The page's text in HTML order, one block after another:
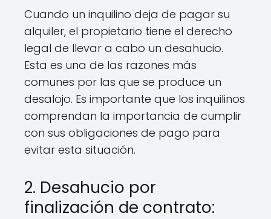
Cuando un inquilino deja de pagar su
alquiler, el propietario tiene el derecho
legal de llevar a cabo un desahucio.
Esta es una de las razones más
comunes por las que se produce un
desalojo. Es importante que los inquilinos
comprendan la importancia de cumplir
con sus obligaciones de pago para
evitar esta situación.
2. Desahucio por
finalización de contrato: